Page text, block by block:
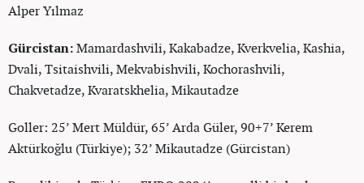
Alper Yılmaz
Gürcistan:Mamardashvili, Kakabadze, Kverkvelia, Kashia,
Dvali, Tsitaishvili, Mekvabishvili, Kochorashvili,
Chakvetadze, Kvaratskhelia, Mikautadze
Goller: 25’ Mert Müldür, 65’ Arda Güler, 90+7’ Kerem
Aktürkoğlu (Türkiye); 32’ Mikautadze (Gürcistan)